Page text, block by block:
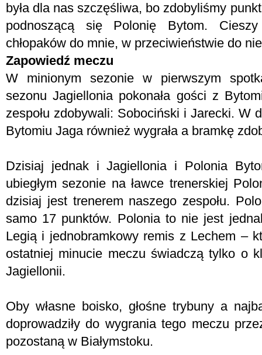
była dla nas szczęśliwa, bo zdobyliśmy
podnoszącą się Polonię Bytom.
chłopaków do mnie, w przeciwieństwie do
Zapowiedź meczu
W minionym sezonie w pierwszym
sezonu Jagiellonia pokonała gości z
zespołu zdobywali: Sobociński i Jarecki. W
Bytomiu Jaga również wygrała a bramkę
Dzisiaj jednak i Jagiellonia i Polonia
ubiegłym sezonie na ławce trenerskiej
dzisiaj jest trenerem naszego zespołu.
samo 17 punktów. Polonia to nie jest
Legią i jednobramkowy remis z Lechem –
ostatniej minucie meczu świadczą tylko o
Jagiellonii.
Oby własne boisko, głośne trybuny a
doprowadziły do wygrania tego meczu
pozostaną w Białymstoku.